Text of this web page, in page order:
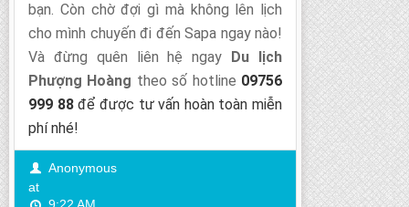
bạn. Còn chờ đợi gì mà không lên lịch
cho mình chuyến đi đến Sapa ngay nào!
Và đừng quên liên hệ ngay
Du lịch
Phượng Hoàng theo số hotline 09756
999 88để được tư vấn hoàn toàn miễn
phí nhé!
Anonymous
at